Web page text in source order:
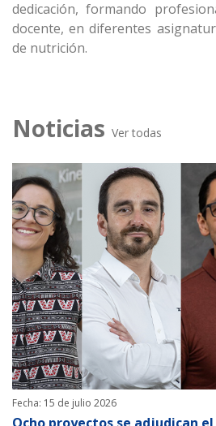
dedicación, formando
docente, en diferentes
de nutrición.
Noticias Ver todas
Fecha: 15 de julio 2026